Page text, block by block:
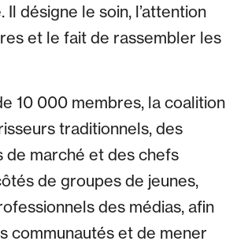
Il désigne le soin, l’attention
et le fait de rassembler les
10 000 membres, la coalition
traditionnels, des
de marché et des chefs
de groupes de jeunes,
des médias, afin
communautés et de mener